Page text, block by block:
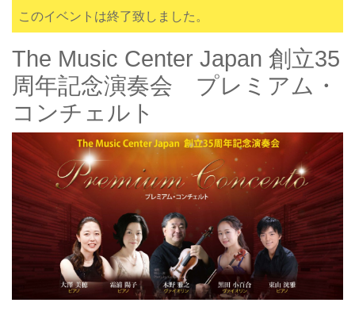
このイベントは終了致しました。
The Music Center Japan 創立35
周年記念演奏会 プレミアム・
コンチェルト